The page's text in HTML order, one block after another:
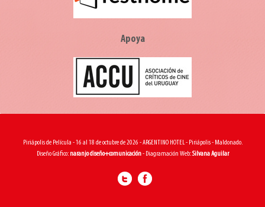
Apoya
Piriápolis de Película - 16 al 18 de octubre de 2026 - ARGENTINO HOTEL - Piriápolis - Maldonado.
Diseño Gráfico: naranjo diseño+comunicación- Diagramación Web:Silvana Aguilar